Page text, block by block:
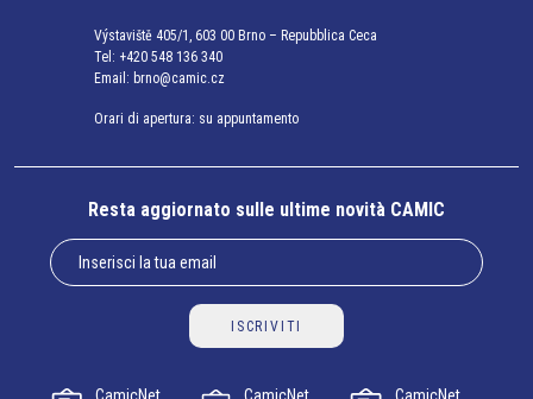
Výstaviště 405/1, 603 00 Brno – Repubblica Ceca
Tel: +420 548 136 340
Email: brno@camic.cz
Orari di apertura: su appuntamento
Resta aggiornato sulle ultime novità CAMIC
ISCRIVITI